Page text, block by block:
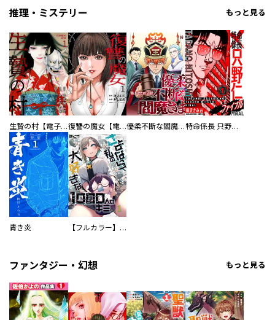
推理・ミステリー もっと見る
生贄の村【電子単行本版】 復讐の魔女【電子単行本版】 優柔不断な閻魔さま 特命係長 只野仁ファイナル 愛蔵版
青き炎 【フルカラー】さよなら、私の大好きな１０００人のキミ。
ファンタジー・幻想 もっと見る